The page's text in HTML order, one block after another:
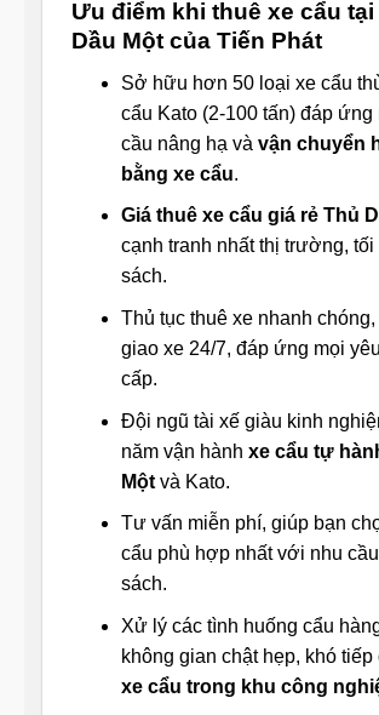
Ưu điểm khi thuê xe cẩu tại
Dầu Một của Tiến Phát
Sở hữu hơn 50 loại xe cẩu
cẩu Kato (2-100 tấn) đáp ứng
cầu nâng hạ và vận chuyển
bằng xe cẩu.
Giá thuê xe cẩu giá rẻ Thủ
cạnh tranh nhất thị trường,
sách.
Thủ tục thuê xe nhanh
giao xe 24/7, đáp ứng mọi
cấp.
Đội ngũ tài xế giàu kinh
năm vận hành xe cẩu tự
Mộtvà Kato.
Tư vấn miễn phí, giúp bạn
cẩu phù hợp nhất với nhu
sách.
Xử lý các tình huống cẩu
không gian chật hẹp, khó tiếp
xe cẩu trong khu công